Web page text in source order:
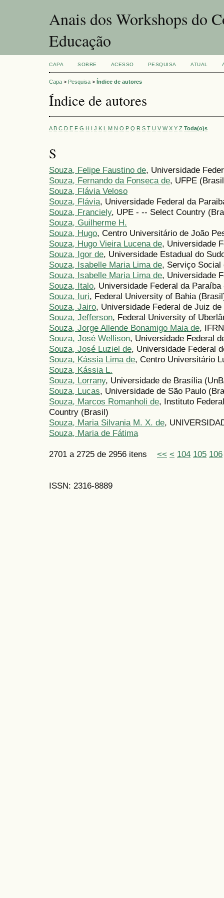
Anais dos Workshops do
Educação
CAPA SOBRE ACESSO PESQUISA ATUAL
Capa > Pesquisa > Índice de autores
Índice de autores
A B C D E F G H I J K L M N O P Q R S T U V W X Y Z Toda(o)s
S
Souza, Felipe Faustino de, Universidade
Souza, Fernando da Fonseca de, UFPE
Souza, Flávia Veloso
Souza, Flávia, Universidade Federal da
Souza, Franciely, UPE - -- Select Country
Souza, Guilherme H.
Souza, Hugo, Centro Universitário de João
Souza, Hugo Vieira Lucena de, Universidade
Souza, Igor de, Universidade Estadual do
Souza, Isabelle Maria Lima de, Serviço
Souza, Isabelle Maria Lima de, Universidade
Souza, Italo, Universidade Federal da
Souza, Iuri, Federal University of Bahia
Souza, Jairo, Universidade Federal de Juiz
Souza, Jefferson, Federal University of
Souza, Jorge Allende Bonamigo Maia de,
Souza, José Wellison, Universidade Federal
Souza, José Luziel de, Universidade Federal
Souza, Kássia Lima de, Centro Universitário
Souza, Kássia L.
Souza, Lorrany, Universidade de Brasília
Souza, Lucas, Universidade de São Paulo
Souza, Marcos Romanholi de, Instituto
Country (Brasil)
Souza, Maria Silvania M. X. de,
Souza, Maria de Fátima
2701 a 2725 de 2956 itens << < 104 105 106
ISSN: 2316-8889